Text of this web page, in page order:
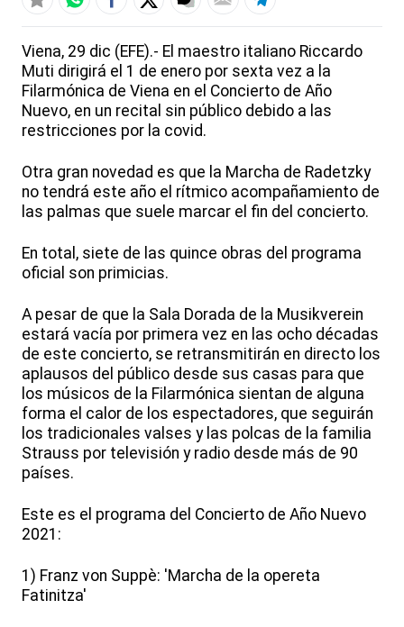
Viena, 29 dic (EFE).- El maestro italiano Riccardo
Muti dirigirá el 1 de enero por sexta vez a la
Filarmónica de Viena en el Concierto de Año
Nuevo, en un recital sin público debido a las
restricciones por la covid.
Otra gran novedad es que la Marcha de Radetzky
no tendrá este año el rítmico acompañamiento de
las palmas que suele marcar el fin del concierto.
En total, siete de las quince obras del programa
oficial son primicias.
A pesar de que la Sala Dorada de la Musikverein
estará vacía por primera vez en las ocho décadas
de este concierto, se retransmitirán en directo los
aplausos del público desde sus casas para que
los músicos de la Filarmónica sientan de alguna
forma el calor de los espectadores, que seguirán
los tradicionales valses y las polcas de la familia
Strauss por televisión y radio desde más de 90
países.
Este es el programa del Concierto de Año Nuevo
2021:
1) Franz von Suppè: 'Marcha de la opereta
Fatinitza'